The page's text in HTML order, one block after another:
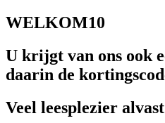
WELKOM10
U krijgt van ons ook
daarin de
Veel leesplezier